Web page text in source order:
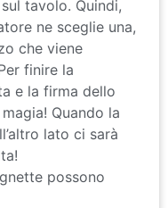
tavolo. Quindi,
ne sceglie una,
che viene
finire la
e la firma dello
Quando la
lato ci sarà
possono